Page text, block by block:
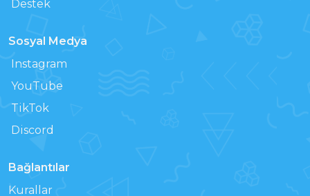
Destek
Sosyal Medya
Instagram
YouTube
TikTok
Discord
Bağlantılar
Kurallar